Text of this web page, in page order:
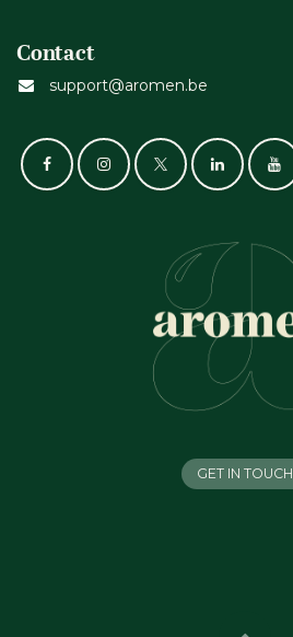
Contact
support@aromen.be
GET IN TOUCH